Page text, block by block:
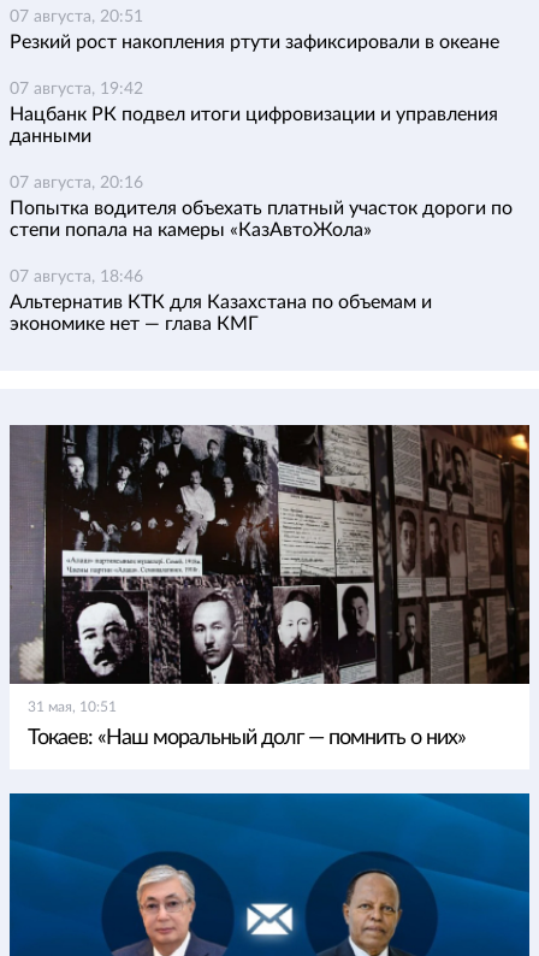
07 августа, 20:51
Резкий рост накопления ртути зафиксировали в океане
07 августа, 19:42
Нацбанк РК подвел итоги цифровизации и управления
данными
07 августа, 20:16
Попытка водителя объехать платный участок дороги по
степи попала на камеры «КазАвтоЖола»
07 августа, 18:46
Альтернатив КТК для Казахстана по объемам и
экономике нет — глава КМГ
31 мая, 10:51
Токаев: «Наш моральный долг — помнить о них»